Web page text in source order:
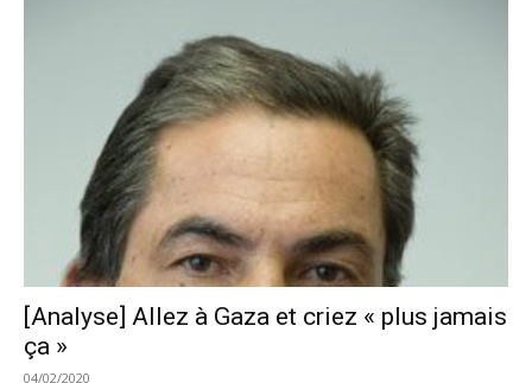
[Analyse] Allez à Gaza et criez « plus jamais
ça »
04/02/2020